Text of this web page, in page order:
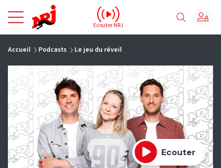
NRJ - Accueil
Ecouter NRJ
Accueil Podcasts Le jeu du réveil
Ecouter